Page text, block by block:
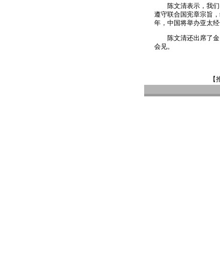
陈文清表示，我
遵守联合国宪章宗旨
年，中国将举办亚太
陈文清还出席了
会见。
【